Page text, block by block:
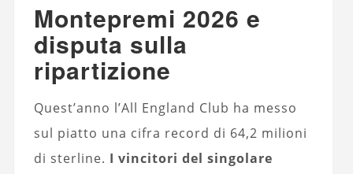
Montepremi 2026 e
disputa sulla
ripartizione
Quest’anno l’All England Club ha messo
sul piatto una cifra record di 64,2 milioni
di sterline. I vincitori del singolare